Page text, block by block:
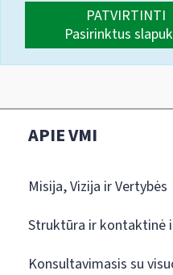
PATVIRTINTI
Pasirinktus
APIE VMI
Misija, Vizija ir Vertybės
Struktūra ir kontaktinė
Konsultavimasis su